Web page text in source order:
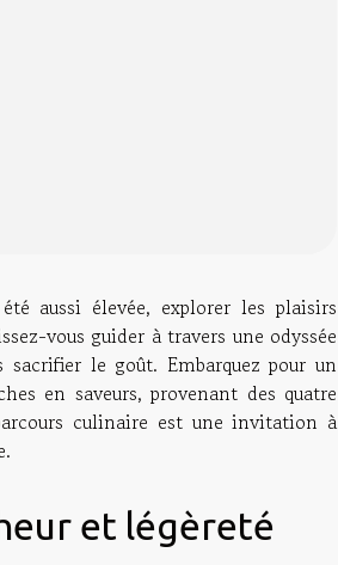
aussi élevée, explorer les plaisirs
vous guider à travers une odyssée
le goût. Embarquez pour un
en saveurs, provenant des quatre
culinaire est une invitation à
et légèreté